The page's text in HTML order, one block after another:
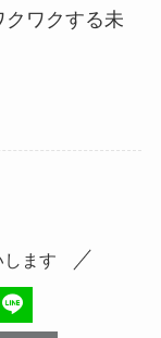
ワクする未
ます